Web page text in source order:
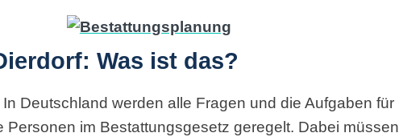
Was ist das?
Deutschland werden alle Fragen und die Aufgaben für
Personen im Bestattungsgesetz geregelt. Dabei müssen